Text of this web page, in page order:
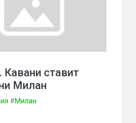
Кавани ставит
Милан
#Милан